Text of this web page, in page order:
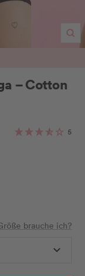
– Cotton
5
brauche ich?